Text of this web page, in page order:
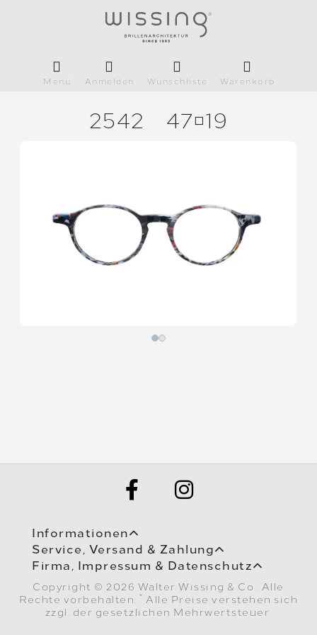
Menü Anmelden Wunschliste Warenkorb
2542 4719
Informationen
Service, Versand & Zahlung
Firma, Impressum & Datenschutz
Copyright © 2026 Walter Wissing & Co.. Alle
Rechte vorbehalten.
* Alle Preise verstehen sich
zzgl. der gesetzlichen Mehrwertsteuer.